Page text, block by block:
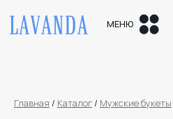
МЕНЮ
Главная / Каталог / Мужские букеты